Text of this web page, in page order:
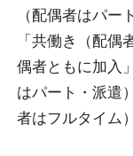
（配偶者はパ
「共働き（配
偶者ともに加入
はパート・派遣
者はフルタイム